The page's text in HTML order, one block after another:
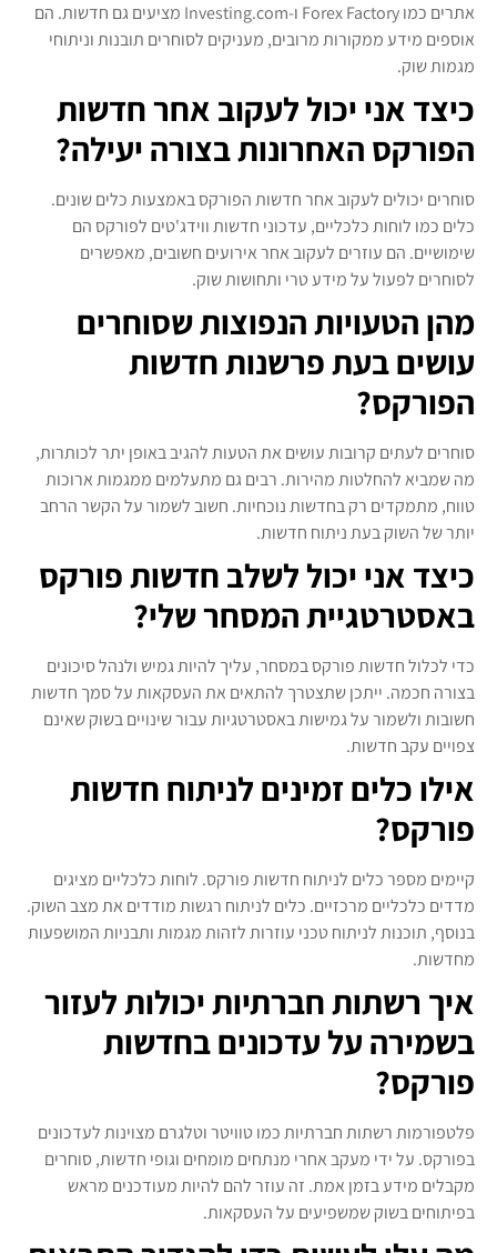
אתרים כמו Forex Factory ו-Investing.com מציעים גם חדשות. הם
אוספים מידע ממקורות מרובים, מעניקים לסוחרים תובנות וניתוחי
מגמות שוק.
כיצד אני יכול לעקוב אחר חדשות
הפורקס האחרונות בצורה יעילה?
סוחרים יכולים לעקוב אחר חדשות הפורקס באמצעות כלים שונים.
כלים כמו לוחות כלכליים, עדכוני חדשות ווידג'טים לפורקס הם
שימושיים. הם עוזרים לעקוב אחר אירועים חשובים, מאפשרים
לסוחרים לפעול על מידע טרי ותחושות שוק.
מהן הטעויות הנפוצות שסוחרים
עושים בעת פרשנות חדשות
הפורקס?
סוחרים לעתים קרובות עושים את הטעות להגיב באופן יתר לכותרות,
מה שמביא להחלטות מהירות. רבים גם מתעלמים ממגמות ארוכות
טווח, מתמקדים רק בחדשות נוכחיות. חשוב לשמור על הקשר הרחב
יותר של השוק בעת ניתוח חדשות.
כיצד אני יכול לשלב חדשות פורקס
באסטרטגיית המסחר שלי?
כדי לכלול חדשות פורקס במסחר, עליך להיות גמיש ולנהל סיכונים
בצורה חכמה. ייתכן שתצטרך להתאים את העסקאות על סמך חדשות
חשובות ולשמור על גמישות באסטרטגיות עבור שינויים בשוק שאינם
צפויים עקב חדשות.
אילו כלים זמינים לניתוח חדשות
פורקס?
קיימים מספר כלים לניתוח חדשות פורקס. לוחות כלכליים מציגים
מדדים כלכליים מרכזיים. כלים לניתוח רגשות מודדים את מצב השוק.
בנוסף, תוכנות לניתוח טכני עוזרות לזהות מגמות ותבניות המושפעות
מחדשות.
איך רשתות חברתיות יכולות לעזור
בשמירה על עדכונים בחדשות
פורקס?
פלטפורמות רשתות חברתיות כמו טוויטר וטלגרם מצוינות לעדכונים
בפורקס. על ידי מעקב אחרי מנתחים מומחים וגופי חדשות, סוחרים
מקבלים מידע בזמן אמת. זה עוזר להם להיות מעודכנים מראש
בפיתוחים בשוק שמשפיעים על העסקאות.